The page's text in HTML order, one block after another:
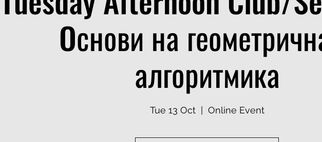
Oснови на
алгоритмика
Tue 13 Oct
  |
Online Event